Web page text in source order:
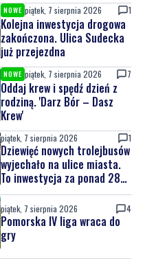
NOWE piątek, 7 sierpnia 2026 1
Kolejna inwestycja drogowa
zakończona. Ulica Sudecka
już przejezdna
NOWE piątek, 7 sierpnia 2026 7
Oddaj krew i spędź dzień z
rodziną. 'Darz Bór – Dasz
Krew'
piątek, 7 sierpnia 2026 1
Dziewięć nowych trolejbusów
wyjechało na ulice miasta.
To inwestycja za ponad 28
mln zł
piątek, 7 sierpnia 2026 4
Pomorska IV liga wraca do
gry